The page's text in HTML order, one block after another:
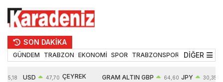
SON DAKİKA
GÜNDEM TRABZON EKONOMİ SPOR TRABZONSPOR TEKNOLOJİ
DİĞER
55,18 USD 47,70 ÇEYREK GRAM ALTIN GBP 64,60 JPY 30,35